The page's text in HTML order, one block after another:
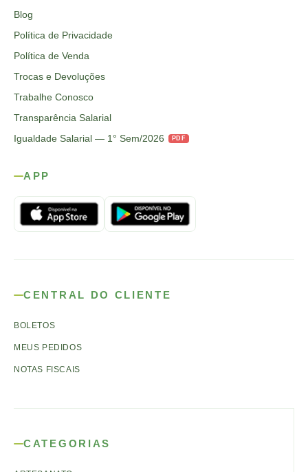
Blog
Política de Privacidade
Política de Venda
Trocas e Devoluções
Trabalhe Conosco
Transparência Salarial
Igualdade Salarial — 1° Sem/2026
PDF
APP
CENTRAL DO CLIENTE
BOLETOS
MEUS PEDIDOS
NOTAS FISCAIS
CATEGORIAS